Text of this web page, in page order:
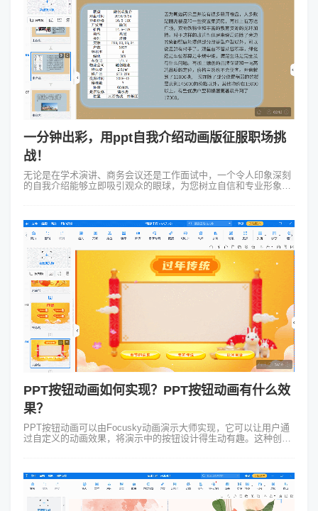
一分钟出彩，用ppt自我介绍动画版征服职场挑
战！
无论是在学术演讲、商务会议还是工作面试中，一个令人印象深刻
的自我介绍能够立即吸引观众的眼球，为您树立自信和专业形象。
PPT按钮动画如何实现？PPT按钮动画有什么效
果？
PPT按钮动画可以由Focusky动画演示大师实现，它可以让用户通
过自定义的动画效果，将演示中的按钮设计得生动有趣。这种创新